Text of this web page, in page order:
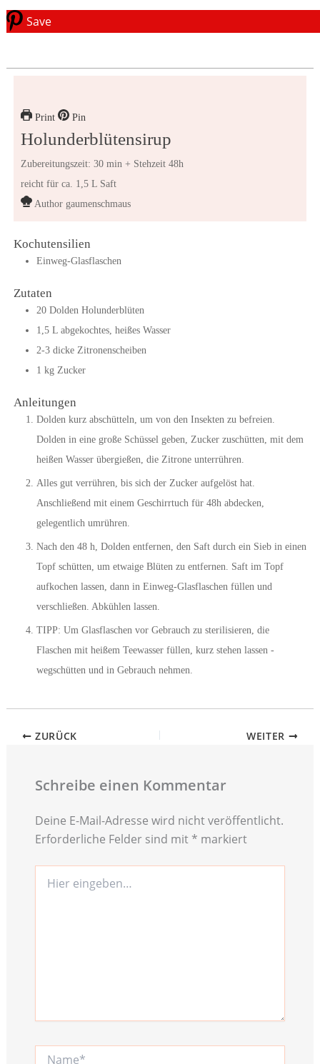
Save
Print Pin
Holunderblütensirup
Zubereitungszeit: 30 min + Stehzeit 48h
reicht für ca. 1,5 L Saft
Author gaumenschmaus
Kochutensilien
Einweg-Glasflaschen
Zutaten
20 Dolden Holunderblüten
1,5 L abgekochtes, heißes Wasser
2-3 dicke Zitronenscheiben
1 kg Zucker
Anleitungen
Dolden kurz abschütteln, um von den Insekten zu befreien.
Dolden in eine große Schüssel geben, Zucker zuschütten, mit dem
heißen Wasser übergießen, die Zitrone unterrühren.
Alles gut verrühren, bis sich der Zucker aufgelöst hat.
Anschließend mit einem Geschirrtuch für 48h abdecken,
gelegentlich umrühren.
Nach den 48 h, Dolden entfernen, den Saft durch ein Sieb in einen
Topf schütten, um etwaige Blüten zu entfernen. Saft im Topf
aufkochen lassen, dann in Einweg-Glasflaschen füllen und
verschließen. Abkühlen lassen.
TIPP: Um Glasflaschen vor Gebrauch zu sterilisieren, die
Flaschen mit heißem Teewasser füllen, kurz stehen lassen -
wegschütten und in Gebrauch nehmen.
ZURÜCK WEITER
Schreibe einen Kommentar
Deine E-Mail-Adresse wird nicht veröffentlicht.
Erforderliche Felder sind mit * markiert
eingeben…